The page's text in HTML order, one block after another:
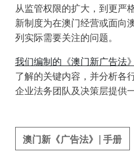
从监管权限的扩大，到更严
新制度为在澳门经营或面向
列实际需要关注的问题。
我们编制的《澳门新广告法
了解的关键内容，并分析各
企业法务团队及决策层提供
澳门新《广告法》| 手册